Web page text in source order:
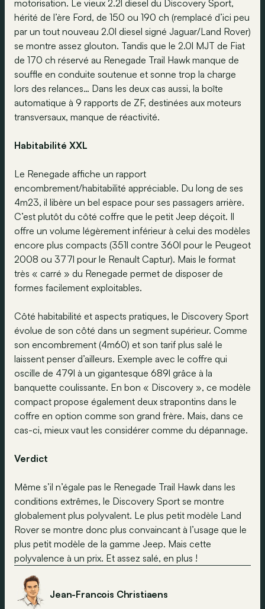
motorisation. Le vieux 2.2l diesel du Discovery Sport,
hérité de l’ère Ford, de 150 ou 190 ch (remplacé d’ici peu
par un tout nouveau 2.0l diesel signé Jaguar/Land Rover)
se montre assez glouton. Tandis que le 2.0l MJT de Fiat
de 170 ch réservé au Renegade Trail Hawk manque de
souffle en conduite soutenue et sonne trop la charge
lors des relances… Dans les deux cas aussi, la boîte
automatique à 9 rapports de ZF, destinées aux moteurs
transversaux, manque de réactivité.
Habitabilité XXL
Le Renegade affiche un rapport
encombrement/habitabilité appréciable. Du long de ses
4m23, il libère un bel espace pour ses passagers arrière.
C’est plutôt du côté coffre que le petit Jeep déçoit. Il
offre un volume légèrement inférieur à celui des modèles
encore plus compacts (351l contre 360l pour le Peugeot
2008 ou 377l pour le Renault Captur). Mais le format
très « carré » du Renegade permet de disposer de
formes facilement exploitables.
Côté habitabilité et aspects pratiques, le Discovery Sport
évolue de son côté dans un segment supérieur. Comme
son encombrement (4m60) et son tarif plus salé le
laissent penser d’ailleurs. Exemple avec le coffre qui
oscille de 479l à un gigantesque 689l grâce à la
banquette coulissante. En bon « Discovery », ce modèle
compact propose également deux strapontins dans le
coffre en option comme son grand frère. Mais, dans ce
cas-ci, mieux vaut les considérer comme du dépannage.
Verdict
Même s’il n’égale pas le Renegade Trail Hawk dans les
conditions extrêmes, le Discovery Sport se montre
globalement plus polyvalent. Le plus petit modèle Land
Rover se montre donc plus convaincant à l’usage que le
plus petit modèle de la gamme Jeep. Mais cette
polyvalence à un prix. Et assez salé, en plus !
Jean-Francois Christiaens